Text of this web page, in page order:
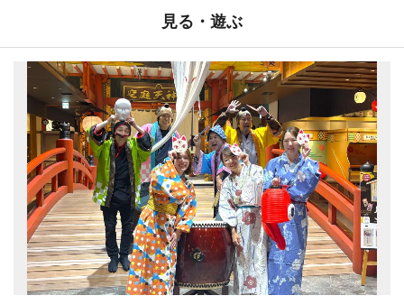
見る・遊ぶ